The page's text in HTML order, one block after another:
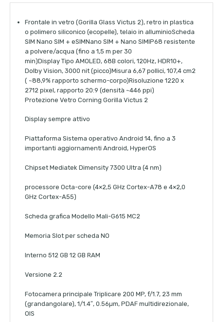
Frontale in vetro (Gorilla Glass Victus 2), retro in plastica
o polimero siliconico (ecopelle), telaio in alluminioScheda
SIM Nano SIM + eSIMNano SIM + Nano SIMIP68 resistente
a polvere/acqua (fino a 1,5 m per 30
min)Display Tipo AMOLED, 68B colori, 120Hz, HDR10+,
Dolby Vision, 3000 nit (picco)Misura 6,67 pollici, 107,4 cm2
( ~88,9% rapporto schermo-corpo)Risoluzione 1220 x
2712 pixel, rapporto 20:9 (densità ~446 ppi)
Protezione Vetro Corning Gorilla Victus 2
Display sempre attivo
Piattaforma Sistema operativo Android 14, fino a 3
importanti aggiornamenti Android, HyperOS
Chipset Mediatek Dimensity 7300 Ultra (4 nm)
processore Octa-core (4×2,5 GHz Cortex-A78 e 4×2,0
GHz Cortex-A55)
Scheda grafica Modello Mali-G615 MC2
Memoria Slot per scheda NO
Interno 512 GB 12 GB RAM
Versione 2.2
Fotocamera principale Triplicare 200 MP, f/1.7, 23 mm
(grandangolare), 1/1.4″, 0.56µm, PDAF multidirezionale,
OIS